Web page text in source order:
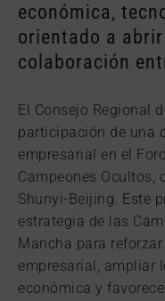
económica,
orientado a
colaboración
El Consejo Regional
participación de una
empresarial en el
Campeones Ocultos,
Shunyi-Beijing. Este
estrategia de las
Mancha para
empresarial, ampliar
económica y